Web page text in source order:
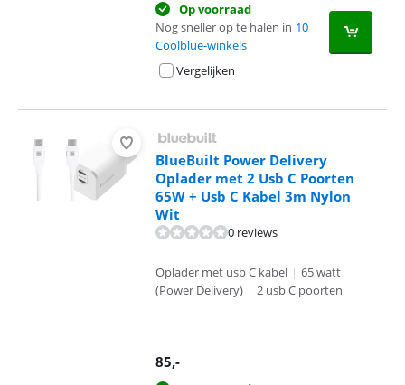
Op voorraad
Nog sneller op te halen in 10
Coolblue-winkels
Vergelijken
BlueBuilt Power Delivery
Oplader met 2 Usb C Poorten
65W + Usb C Kabel 3m Nylon
Wit
0 reviews
Oplader met usb C kabel | 65 watt
(Power Delivery) | 2 usb C poorten
85,-